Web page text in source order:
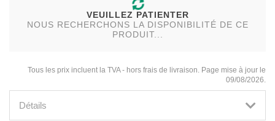
VEUILLEZ PATIENTER
NOUS RECHERCHONS LA DISPONIBILITÉ DE CE
PRODUIT...
Tous les prix incluent la TVA - hors frais de livraison. Page mise à jour le
09/08/2026.
Détails